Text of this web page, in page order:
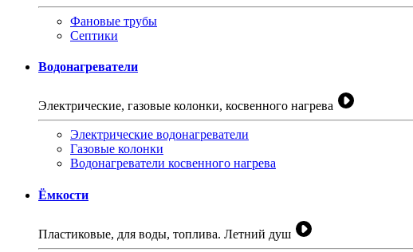
Фановые трубы
Септики
Водонагреватели
Электрические, газовые колонки, косвенного нагрева
Электрические водонагреватели
Газовые колонки
Водонагреватели косвенного нагрева
Ёмкости
Пластиковые, для воды, топлива. Летний душ